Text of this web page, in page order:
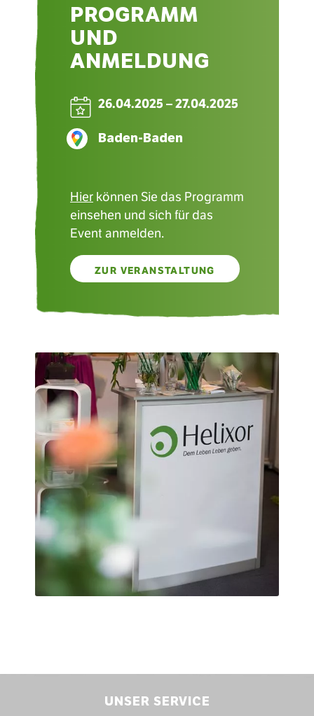
PROGRAMM
UND
ANMELDUNG
26.04.2025 – 27.04.2025
Baden-Baden
Hier können Sie das Programm
einsehen und sich für das
Event anmelden.
ZUR VERANSTALTUNG
UNSER SERVICE